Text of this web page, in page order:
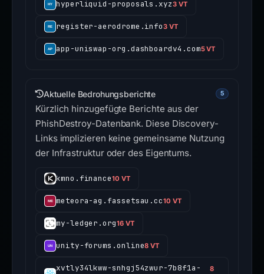
hyperliquid-proposals.xyz3 VT
register-aerodrome.info3 VT
app-uniswap-org.dashboardv4.com5 VT
Aktuelle Bedrohungsberichte 5
Kürzlich hinzugefügte Berichte aus der
PhishDestroy-Datenbank. Diese Discovery-
Links implizieren keine gemeinsame Nutzung
der Infrastruktur oder des Eigentums.
kmno.finance10 VT
meteora-ag.fassetsau.cc10 VT
my-ledger.org16 VT
unity-forums.online8 VT
xvtly34lkww-snhgj54zwur-7b8f1a-
8